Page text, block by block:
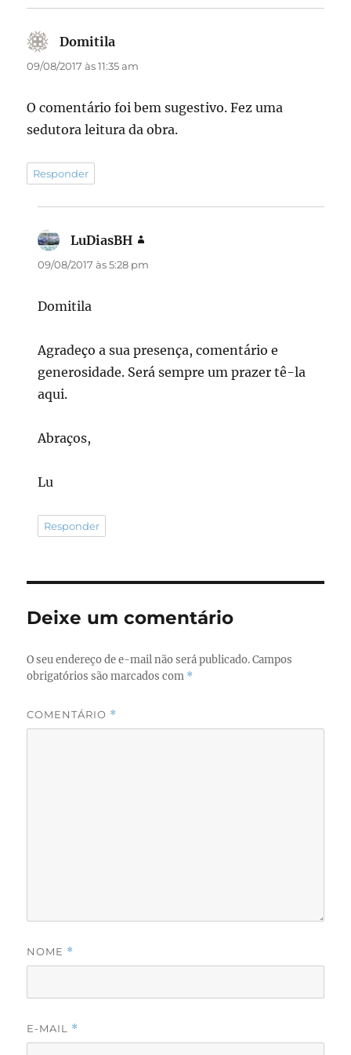
Domitila
09/08/2017 às 11:35 am
O comentário foi bem sugestivo. Fez uma
sedutora leitura da obra.
Responder
LuDiasBH
09/08/2017 às 5:28 pm
Domitila
Agradeço a sua presença, comentário e
generosidade. Será sempre um prazer tê-la
aqui.
Abraços,
Lu
Responder
Deixe um comentário
O seu endereço de e-mail não será publicado. Campos
obrigatórios são marcados com *
COMENTÁRIO *
NOME *
E-MAIL *